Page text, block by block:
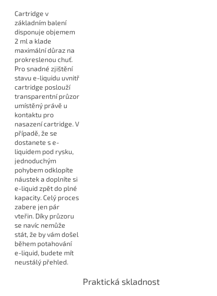
Cartridge v
základním balení
disponuje objemem
2 ml a klade
maximální důraz na
prokreslenou chuť.
Pro snadné zjištění
stavu e-liquidu uvnitř
cartridge poslouží
transparentní průzor
umístěný právě u
kontaktu pro
nasazení cartridge. V
případě, že se
dostanete s e-
liquidem pod rysku,
jednoduchým
pohybem odklopíte
náustek a doplníte si
e-liquid zpět do plné
kapacity. Celý proces
zabere jen pár
vteřin. Díky průzoru
se navíc nemůže
stát, že by vám došel
během potahování
e-liquid, budete mít
neustálý přehled.
Praktická skladnost